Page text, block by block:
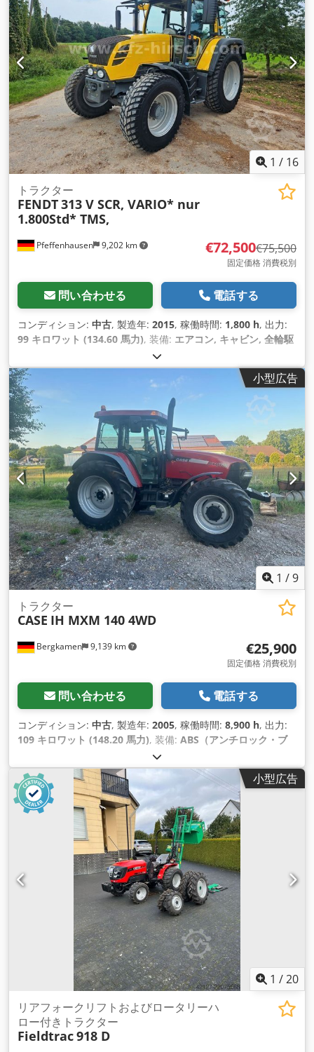
1 / 16
Pfeffenhausen 9,202 km
トラクター
FENDT313 V SCR, VARIO* nur
1.800Std* TMS,
€72,500€75,500
固定価格 消費税別
問い合わせる 電話する
コンディション: 中古, 製造年: 2015, 稼働時間: 1,800 h, 出力:
99 キロワット (134.60 馬力), 装備: エアコン, キャビン, 全輪駆
小型広告
1 /9
Bergkamen 9,139 km
トラクター
CASE IH MXM 140 4WD
€25,900
固定価格 消費税別
問い合わせる 電話する
コンディション: 中古, 製造年: 2005, 稼働時間: 8,900 h, 出力:
109 キロワット (148.20 馬力), 装備: ABS（アンチロック・ブ
レーキ・システム）, エアコン, キャビン, 全輪駆動
kg 長さ: 4,692 mm Dedpowlmt Iofx Afnock 幅: 2,507 mm 高
さ: 2,997 mm ホイールベース：2,723 mm 定格出力：
105.9kW、144馬力 定格回転数: 2,200 rpm 気筒数：6 排気量:
7,480 cm³ トルク増加: 51.3 四輪駆動
小型広告
1 /20
リアフォークリフトおよびロータリーハ
ロー付きトラクター
Fieldtrac918 D